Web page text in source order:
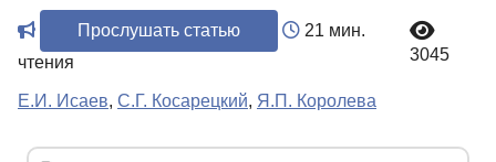
Прослушать статью
21 мин.
чтения
3045
Е.И. Исаев, С.Г. Косарецкий, Я.П. Королева